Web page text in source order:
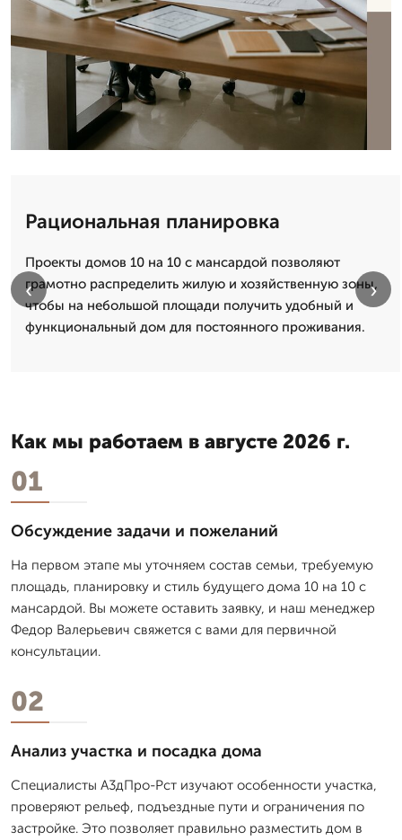
Рациональная планировка
Проекты домов 10 на 10 с мансардой позволяют
грамотно распределить жилую и хозяйственную зоны,
чтобы на небольшой площади получить удобный и
функциональный дом для постоянного проживания.
‹ ›
Как мы работаем в августе 2026 г.
01
Обсуждение задачи и пожеланий
На первом этапе мы уточняем состав семьи, требуемую
площадь, планировку и стиль будущего дома 10 на 10 с
мансардой. Вы можете оставить заявку, и наш менеджер
Федор Валерьевич свяжется с вами для первичной
консультации.
02
Анализ участка и посадка дома
Специалисты А3дПро-Рст изучают особенности участка,
проверяют рельеф, подъездные пути и ограничения по
застройке. Это позволяет правильно разместить дом в